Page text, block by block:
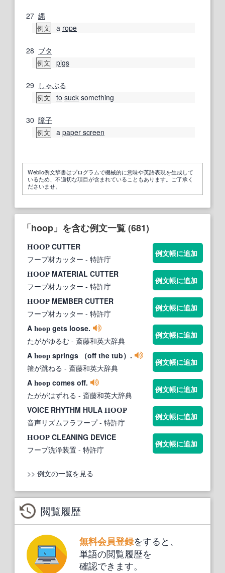
27 縄
例文 a rope
28 ブタ
例文 pigs
29 しゃぶる
例文 to suck something
30 障子
例文 a paper screen
Weblio例文辞書はプログラムで機械的に意味や英語表現を生成して
いるため、不適切な項目が含まれていることもあります。ご了承く
ださいませ。
「hoop」を含む例文一覧 (681)
HOOP CUTTER
フープ材カッター - 特許庁
例文帳に追加
HOOP MATERIAL CUTTER
フープ材カッター - 特許庁
例文帳に追加
HOOP MEMBER CUTTER
フープ材カッター - 特許庁
例文帳に追加
A hoop gets loose.
たががゆるむ - 斎藤和英大辞典
例文帳に追加
A hoop springs （off the tub）.
箍が跳ねる - 斎藤和英大辞典
例文帳に追加
A hoop comes off.
たががはずれる - 斎藤和英大辞典
例文帳に追加
VOICE RHYTHM HULA HOOP
音声リズムフラフープ- 特許庁
例文帳に追加
HOOP CLEANING DEVICE
フープ洗浄装置 - 特許庁
例文帳に追加
>> 例文の一覧を見る
閲覧履歴
無料会員登録をすると、
単語の閲覧履歴を
確認できます。